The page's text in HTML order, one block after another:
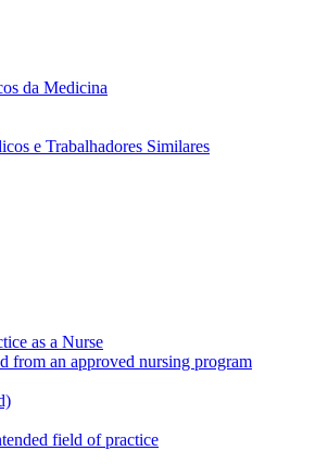
da Medicina
e Trabalhadores Similares
as a Nurse
from an approved nursing program
field of practice